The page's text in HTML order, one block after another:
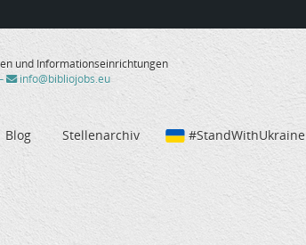
und Informationseinrichtungen
info@bibliojobs.eu
Blog Stellenarchiv #StandWithUkraine